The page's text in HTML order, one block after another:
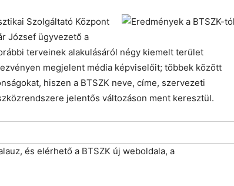
Szolgáltató Központ
József ügyvezető a
terveinek alakulásáról négy kiemelt terület
megjelent média képviselőit; többek között
hiszen a BTSZK neve, címe, szervezeti
jelentős változáson ment keresztül.
és elérhető a BTSZK új weboldala, a